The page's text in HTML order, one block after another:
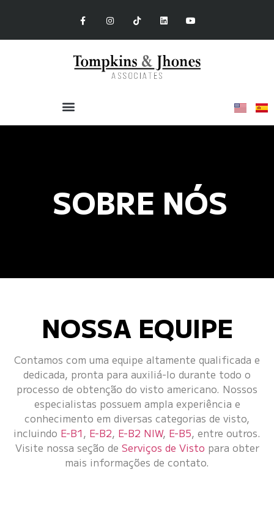
SOBRE NÓS
NOSSA EQUIPE
Contamos com uma equipe altamente qualificada e
dedicada, pronta para auxiliá-lo durante todo o
processo de obtenção do visto americano. Nossos
especialistas possuem ampla experiência e
conhecimento em diversas categorias de visto,
incluindo E-B1, E-B2, E-B2 NIW, E-B5, entre outros.
Visite nossa seção de Serviços de Visto para obter
mais informações de contato.